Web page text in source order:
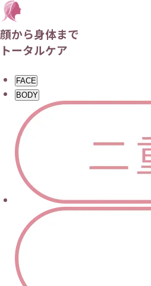
顔から身体まで
トータルケア
FACE
BODY